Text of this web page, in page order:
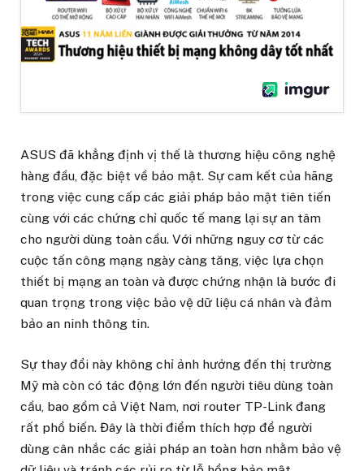
ASUS đã khẳng định vị thế là thương hiệu công nghệ
hàng đầu, đặc biệt về bảo mật. Sự cam kết của hãng
trong việc cung cấp các giải pháp bảo mật tiên tiến
cùng với các chứng chỉ quốc tế mang lại sự an tâm
cho người dùng toàn cầu. Với những nguy cơ từ các
cuộc tấn công mạng ngày càng tăng, việc lựa chọn
thiết bị mạng an toàn và được chứng nhận là bước đi
quan trọng trong việc bảo vệ dữ liệu cá nhân và đảm
bảo an ninh thông tin.
Sự thay đổi này không chỉ ảnh hưởng đến thị trường
Mỹ mà còn có tác động lớn đến người tiêu dùng toàn
cầu, bao gồm cả Việt Nam, nơi router TP-Link đang
rất phổ biến. Đây là thời điểm thích hợp để người
dùng cân nhắc các giải pháp an toàn hơn nhằm bảo vệ